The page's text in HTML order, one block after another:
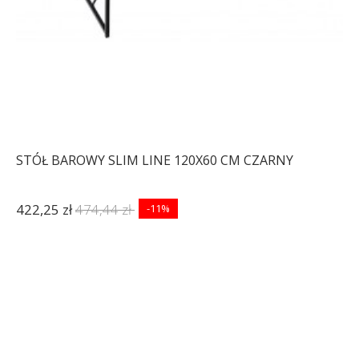
STÓŁ BAROWY SLIM LINE 120X60 CM CZARNY
422,25 zł474,44 zł -11%